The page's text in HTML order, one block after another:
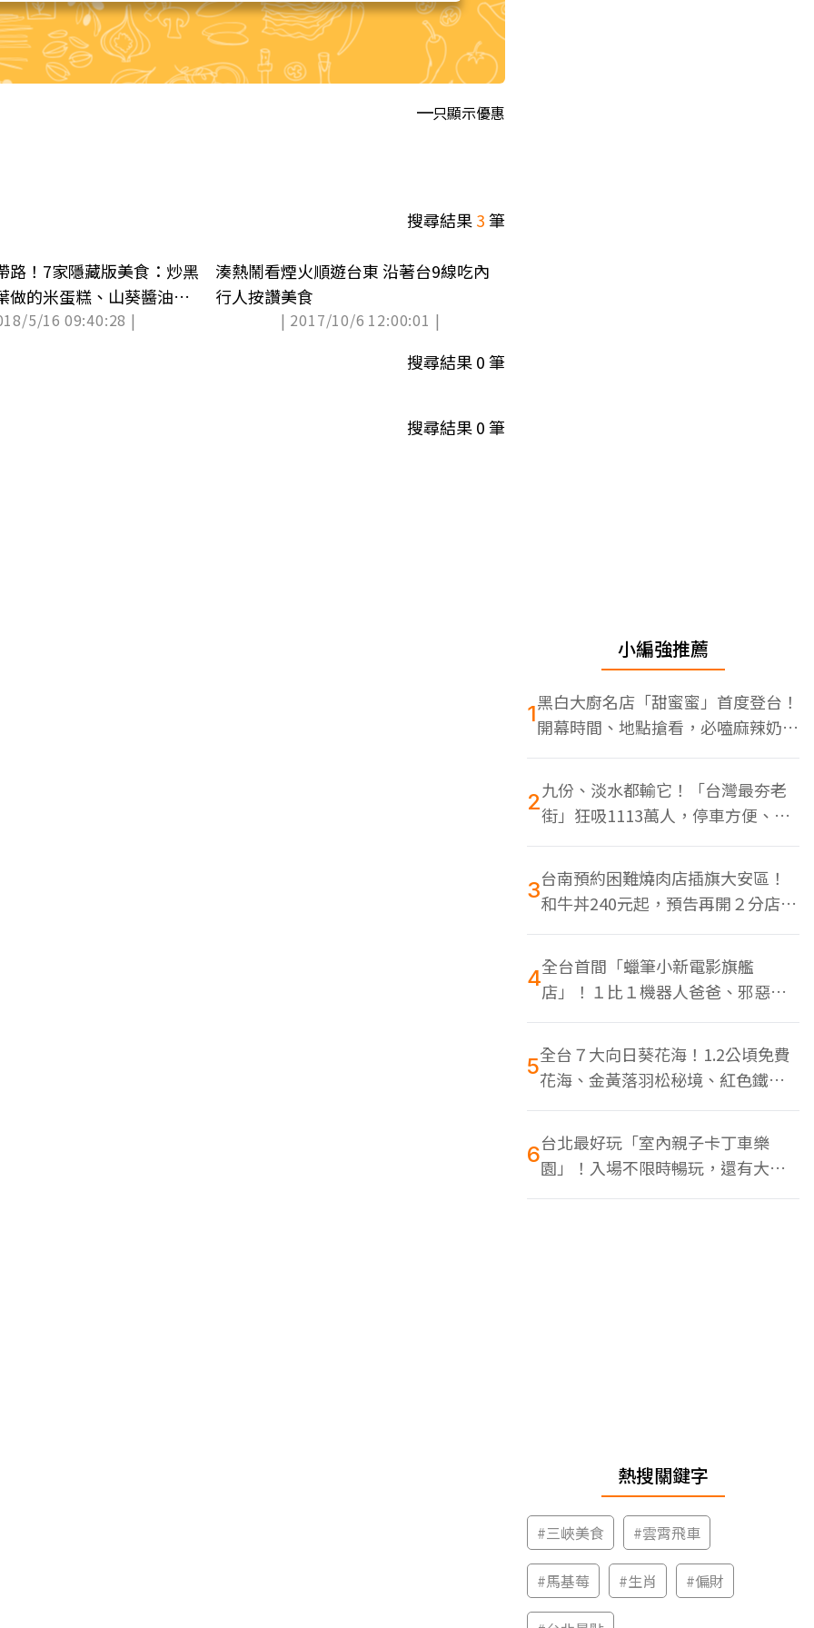
只顯示優惠
搜尋結果3筆
路！7家隱藏版美食：炒黑
做的米蛋糕、山葵醬油豆
咖啡5/16 09:40:28 |
湊熱鬧看煙火順遊台東 沿著台9線吃內
行人按讚美食
| 2017/10/6 12:00:01 |
搜尋結果0筆
搜尋結果0筆
小編強推薦
1黑白大廚名店「甜蜜蜜」首度登台！
開幕時間、地點搶看，必嗑麻辣奶油
蝦
2九份、淡水都輸它！「台灣最夯老
街」狂吸1113萬人，停車方便、特
色美食多
3台南預約困難燒肉店插旗大安區！
和牛丼240元起，預告再開２分店、
地點曝光
4全台首間「蠟筆小新電影旗艦
店」！１比１機器人爸爸、邪惡正
男，百款周邊買翻
5全台７大向日葵花海！1.2公頃免費
花海、金黃落羽松秘境、紅色鐵橋
同框
6台北最好玩「室內親子卡丁車樂
園」！入場不限時暢玩，還有大螢
幕Switch遊戲區
熱搜關鍵字
#三峽美食 #雲霄飛車
#馬基莓 #生肖 #偏財